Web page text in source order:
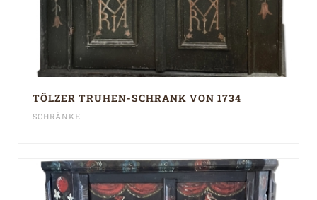
TÖLZER TRUHEN-SCHRANK VON 1734
SCHRÄNKE